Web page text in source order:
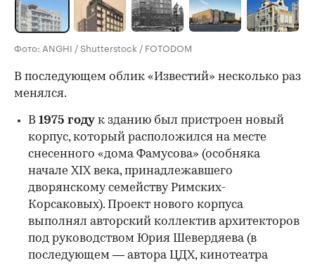
Фото: ANGHI / Shutterstock / FOTODOM
В последующем облик «Известий» несколько раз
менялся.
В 1975 году к зданию был пристроен новый
корпус, который расположился на месте
снесенного «дома Фамусова» (особняка
начале XIX века, принадлежавшего
дворянскому семейству Римских-
Корсаковых). Проект нового корпуса
выполнял авторский коллектив архитекторов
под руководством Юрия Шевердяева (в
последующем — автора ЦДХ, кинотеатра